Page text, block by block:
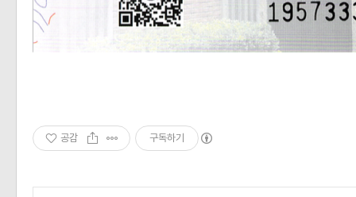
공감 구독하기